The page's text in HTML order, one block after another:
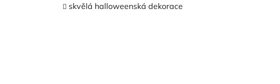
skvělá halloweenská dekorace